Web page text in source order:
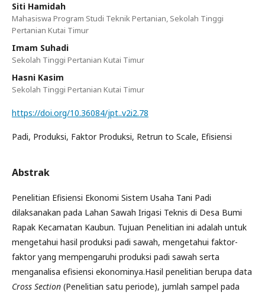
Siti Hamidah
Mahasiswa Program Studi Teknik Pertanian, Sekolah Tinggi
Pertanian Kutai Timur
Imam Suhadi
Sekolah Tinggi Pertanian Kutai Timur
Hasni Kasim
Sekolah Tinggi Pertanian Kutai Timur
https://doi.org/10.36084/jpt..v2i2.78
Padi, Produksi, Faktor Produksi, Retrun to Scale, Efisiensi
Abstrak
Penelitian Efisiensi Ekonomi Sistem Usaha Tani Padi
dilaksanakan pada Lahan Sawah Irigasi Teknis di Desa Bumi
Rapak Kecamatan Kaubun. Tujuan Penelitian ini adalah untuk
mengetahui hasil produksi padi sawah, mengetahui faktor-
faktor yang mempengaruhi produksi padi sawah serta
menganalisa efisiensi ekonominya.Hasil penelitian berupa data
Cross Section (Penelitian satu periode), jumlah sampel pada